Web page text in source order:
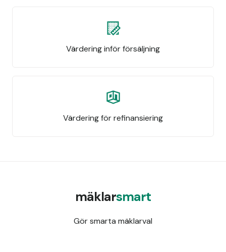
Värdering inför försäljning
Värdering för refinansiering
mäklarsmart
Gör smarta mäklarval